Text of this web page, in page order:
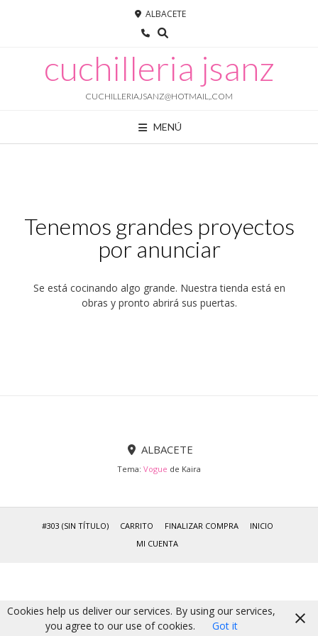
ALBACETE
cuchilleria jsanz
CUCHILLERIAJSANZ@HOTMAIL,.COM
MENÚ
Tenemos grandes proyectos
por anunciar
Se está cocinando algo grande. Nuestra tienda está en
obras y pronto abrirá sus puertas.
ALBACETE
Tema: Vogue de Kaira
#303 (SIN TÍTULO) CARRITO FINALIZAR COMPRA
INICIO
MI CUENTA
Cookies help us deliver our services. By using our services,
you agree to our use of cookies.
Got it